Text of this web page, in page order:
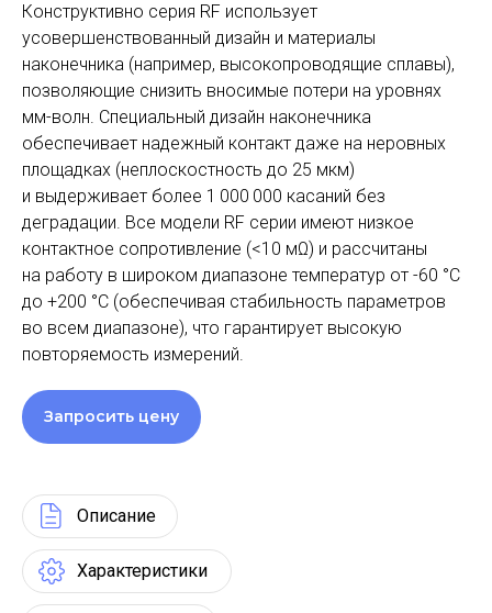
Конструктивно серия RF использует
усовершенствованный дизайн и материалы
наконечника (например, высокопроводящие сплавы),
позволяющие снизить вносимые потери на уровнях
мм-волн. Специальный дизайн наконечника
обеспечивает надежный контакт даже на неровных
площадках (неплоскостность до 25 мкм)
и выдерживает более 1 000 000 касаний без
деградации. Все модели RF серии имеют низкое
контактное сопротивление (<10 мΩ) и рассчитаны
на работу в широком диапазоне температур от -60 °C
до +200 °C (обеспечивая стабильность параметров
во всем диапазоне), что гарантирует высокую
повторяемость измерений.
Запросить цену
Описание
Характеристики